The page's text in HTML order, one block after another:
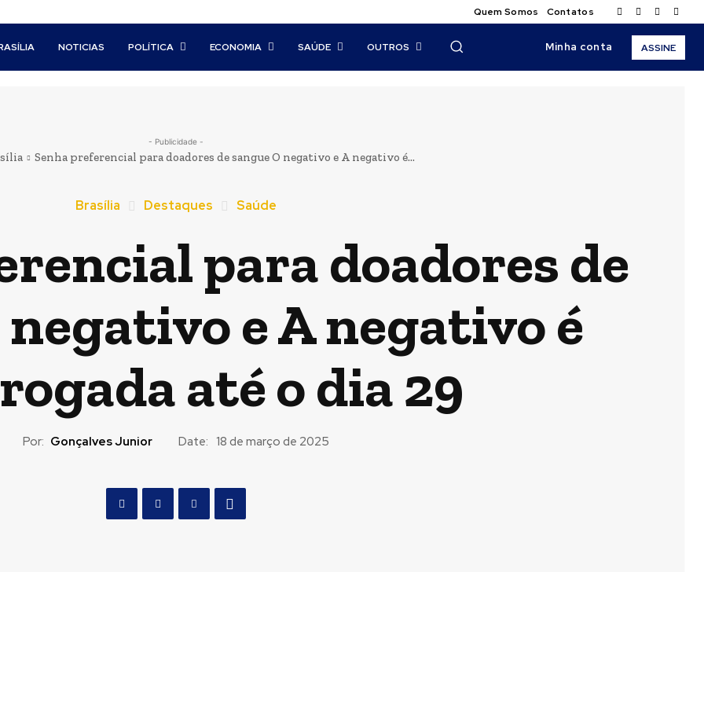
Quem Somos Contatos
NOTICIAS POLÍTICA ECONOMIA SAÚDE OUTROS Minha conta ASSINE
- Publicidade -
Senha preferencial para doadores de sangue O negativo e A negativo é...
Brasília Destaques Saúde
para doadores de
e A negativo é
até o dia 29
Por: Gonçalves Junior Date: 18 de março de 2025